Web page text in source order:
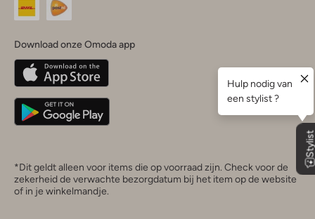
Nederland
Belgique(Français)
Deutschland
Download onze Omoda app
*Dit geldt alleen voor items die op voorraad zijn. Check voor de
zekerheid de verwachte bezorgdatum bij het item op de website
of in je winkelmandje.